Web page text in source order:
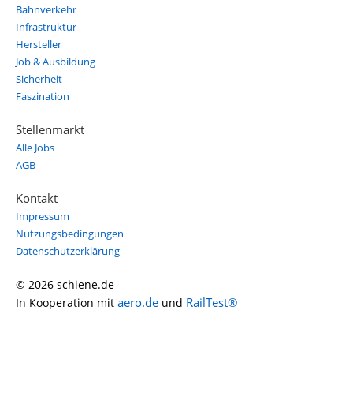
Bahnverkehr
Infrastruktur
Hersteller
Job & Ausbildung
Sicherheit
Faszination
Stellenmarkt
Alle Jobs
AGB
Kontakt
Impressum
Nutzungsbedingungen
Datenschutzerklärung
© 2026 schiene.de
In Kooperation mit aero.de und RailTest®